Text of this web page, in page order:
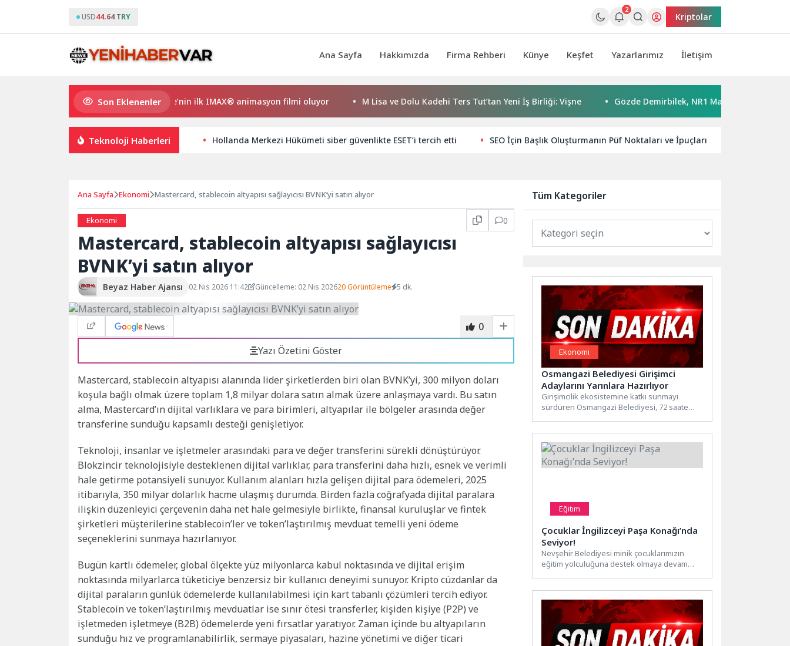
USD44.64 TRY
2
Kriptolar
Ana Sayfa Hakkımızda Firma Rehberi Künye Keşfet Yazarlarımız İletişim
Son Eklenenler
Gupi ve Gülmeyen Kral Türkiye’nin ilk IMAX® animasyon filmi oluyor M Lisa ve Dolu Kadehi Ters Tut’tan Yeni İş Birliği: Vişne Gözde Demirbilek, NR1 Magazin’de: ‘Son assolist
Teknoloji Haberleri Hollanda Merkezi Hükümeti siber güvenlikte ESET’i tercih etti SEO İçin Başlık Oluşturmanın Püf Noktaları ve İpuçları
Ana Sayfa Ekonomi Mastercard, stablecoin altyapısı sağlayıcısı BVNK’yi satın alıyor
Ekonomi 0
Mastercard, stablecoin altyapısı sağlayıcısı
BVNK’yi satın alıyor
Beyaz Haber Ajansı 02 Nis 2026 11:42 Güncelleme: 02 Nis 202620 Görüntüleme 5 dk.
0
Yazı Özetini Göster
Mastercard, stablecoin altyapısı alanında lider şirketlerden biri olan BVNK’yi, 300 milyon doları
koşula bağlı olmak üzere toplam 1,8 milyar dolara satın almak üzere anlaşmaya vardı. Bu satın
alma, Mastercard’ın dijital varlıklara ve para birimleri, altyapılar ile bölgeler arasında değer
transferine sunduğu kapsamlı desteği genişletiyor.
Teknoloji, insanlar ve işletmeler arasındaki para ve değer transferini sürekli dönüştürüyor.
Blokzincir teknolojisiyle desteklenen dijital varlıklar, para transferini daha hızlı, esnek ve verimli
hale getirme potansiyeli sunuyor. Kullanım alanları hızla gelişen dijital para ödemeleri, 2025
itibarıyla, 350 milyar dolarlık hacme ulaşmış durumda. Birden fazla coğrafyada dijital paralara
ilişkin düzenleyici çerçevenin daha net hale gelmesiyle birlikte, finansal kuruluşlar ve fintek
şirketleri müşterilerine stablecoin’ler ve token’laştırılmış mevduat temelli yeni ödeme
seçeneklerini sunmaya hazırlanıyor.
Bugün kartlı ödemeler, global ölçekte yüz milyonlarca kabul noktasında ve dijital erişim
noktasında milyarlarca tüketiciye benzersiz bir kullanıcı deneyimi sunuyor. Kripto cüzdanlar da
dijital paraların günlük ödemelerde kullanılabilmesi için kart tabanlı çözümleri tercih ediyor.
Stablecoin ve token’laştırılmış mevduatlar ise sınır ötesi transferler, kişiden kişiye (P2P) ve
işletmeden işletmeye (B2B) ödemelerde yeni fırsatlar yaratıyor. Zaman içinde bu altyapıların
sunduğu hız ve programlanabilirlik, sermaye piyasaları, hazine yönetimi ve diğer ticari
Tüm Kategoriler
Ekonomi
Osmangazi Belediyesi Girişimci
Adaylarını Yarınlara Hazırlıyor
Girişimcilik ekosistemine katkı sunmayı
sürdüren Osmangazi Belediyesi, 72 saate
Eğitim
Çocuklar İngilizceyi Paşa Konağı’nda
Seviyor!
Nevşehir Belediyesi minik çocuklarımızın
eğitim yolculuğuna destek olmaya devam